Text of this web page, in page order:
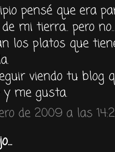
pensé que era
mi tierra.. pero
los platos que
viendo tu blog
me gusta.
de 2009 a las